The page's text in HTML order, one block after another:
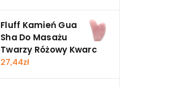
Fluff Kamień Gua
Sha Do Masażu
Twarzy Różowy Kwarc
27,44zł